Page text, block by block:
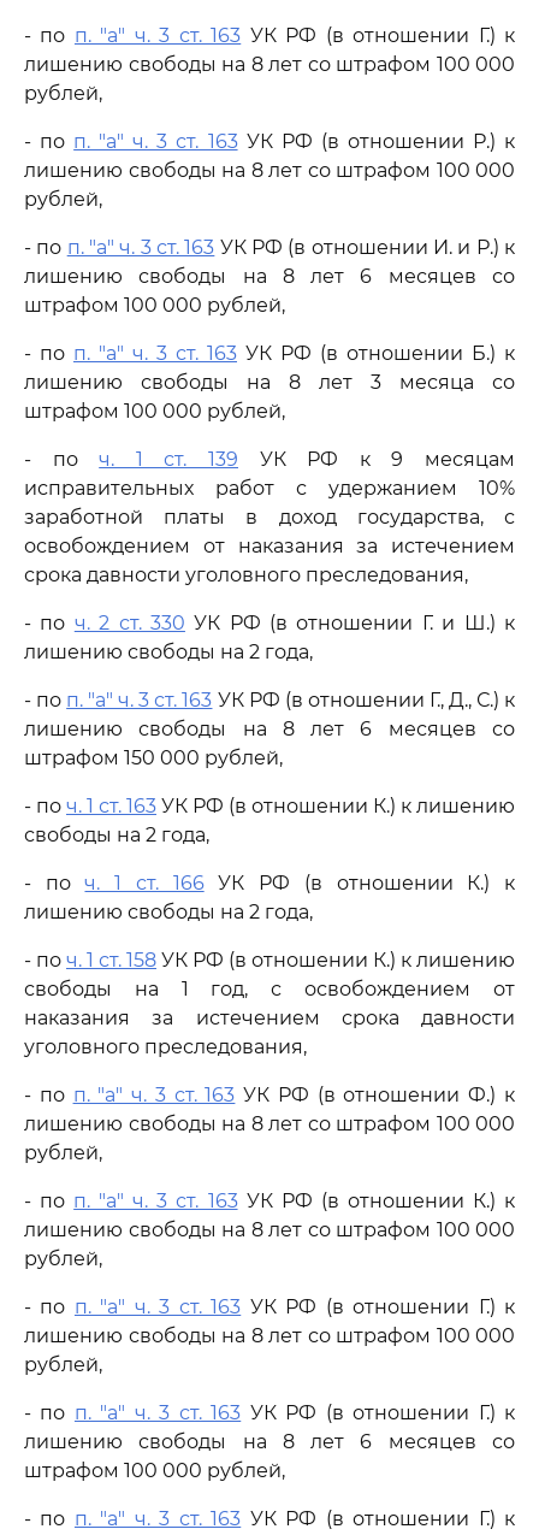
- по п. "а" ч. 3 ст. 163 УК РФ (в отношении Г.) к
лишению свободы на 8 лет со штрафом 100 000
рублей,
- по п. "а" ч. 3 ст. 163УК РФ (в отношении Р.) к
лишению свободы на 8 лет со штрафом 100 000
рублей,
- по п. "а" ч. 3 ст. 163 УК РФ (в отношении И. и Р.) к
лишению свободы на 8 лет 6 месяцев со
штрафом 100 000 рублей,
- по п. "а" ч. 3 ст. 163 УК РФ (в отношении Б.) к
лишению свободы на 8 лет 3 месяца со
штрафом 100 000 рублей,
- поч. 1 ст. 139 УК РФ к 9 месяцам
исправительных работ с удержанием 10%
заработной платы в доход государства, с
освобождением от наказания за истечением
срока давности уголовного преследования,
- по ч. 2 ст. 330 УК РФ (в отношении Г. и Ш.) к
лишению свободы на 2 года,
- по п. "а" ч. 3 ст. 163 УК РФ (в отношении Г., Д., С.) к
лишению свободы на 8 лет 6 месяцев со
штрафом 150 000 рублей,
- по ч. 1 ст. 163 УК РФ (в отношении К.) к лишению
свободы на 2 года,
- поч. 1 ст. 166УК РФ (в отношении К.) к
лишению свободы на 2 года,
- по ч. 1 ст. 158 УК РФ (в отношении К.) к лишению
свободы на 1 год, с освобождением от
наказания за истечением срока давности
уголовного преследования,
- по п. "а" ч. 3 ст. 163 УК РФ (в отношении Ф.) к
лишению свободы на 8 лет со штрафом 100 000
рублей,
- по п. "а" ч. 3 ст. 163УК РФ (в отношении К.) к
лишению свободы на 8 лет со штрафом 100 000
рублей,
- по п. "а" ч. 3 ст. 163 УК РФ (в отношении Г.) к
лишению свободы на 8 лет со штрафом 100 000
рублей,
- по п. "а" ч. 3 ст. 163 УК РФ (в отношении Г.) к
лишению свободы на 8 лет 6 месяцев со
штрафом 100 000 рублей,
- по п. "а" ч. 3 ст. 163 УК РФ (в отношении Г.) к